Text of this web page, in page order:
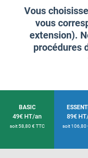
Vous
vous
extension).
procédures
Offre
BASIC
49€ HT/an
49 € HT pour un an
soit 58,80 € TTCpour un an
Offre
89€
89 € HT
soit 106,80